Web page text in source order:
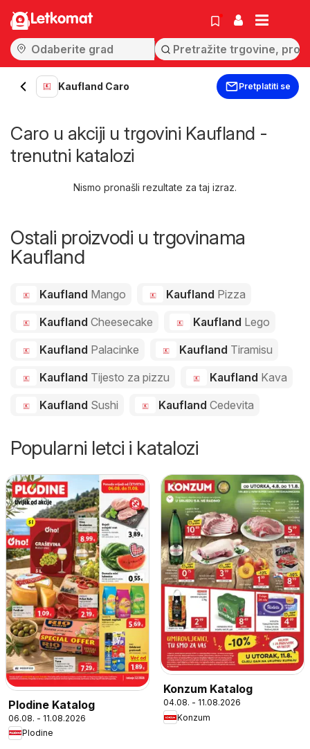
Letkomat
Kaufland Caro Pretplatiti se
Caro u akciji u trgovini Kaufland -
trenutni katalozi
Nismo pronašli rezultate za taj izraz.
Ostali proizvodi u trgovinama
Kaufland
Kaufland Mango Kaufland Pizza
Kaufland Cheesecake Kaufland Lego
Kaufland Palacinke Kaufland Tiramisu
Kaufland Tijesto za pizzu Kaufland Kava
Kaufland Sushi Kaufland Cedevita
Popularni letci i katalozi
Plodine Katalog
06.08. - 11.08.2026
Plodine
Konzum Katalog
04.08. - 11.08.2026
Konzum